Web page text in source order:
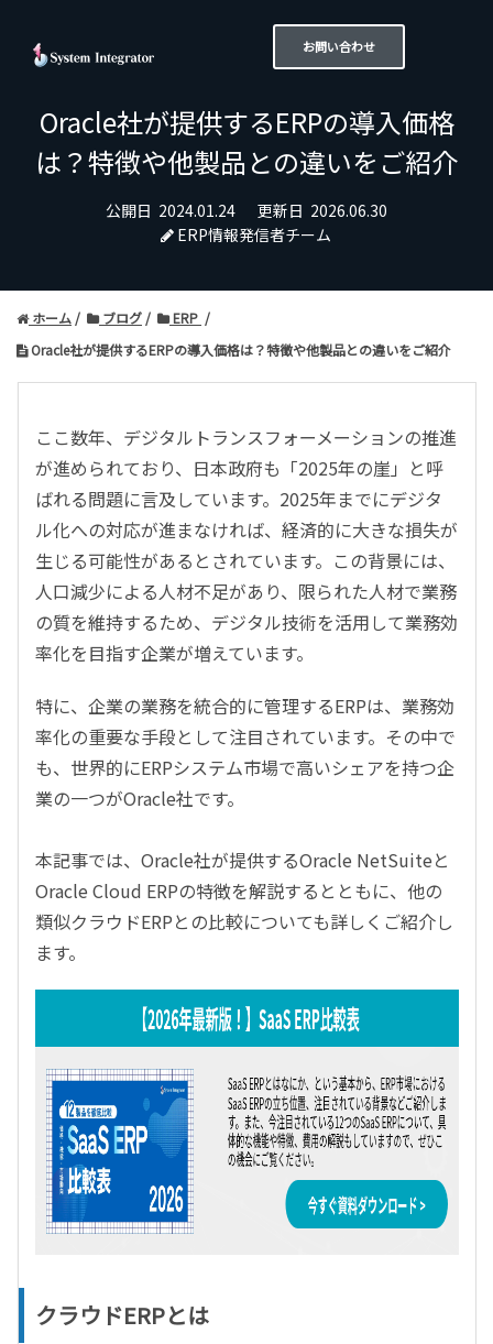
お問い合わせ
Oracle社が提供するERPの導入価格
は？特徴や他製品との違いをご紹介
公開日 2024.01.24 更新日 2026.06.30
ERP情報発信者チーム
ホーム ブログ
ERP
Oracle社が提供するERPの導入価格は？特徴や他製品との違いをご紹介
ここ数年、デジタルトランスフォーメーションの推進
が進められており、日本政府も「2025年の崖」と呼
ばれる問題に言及しています。2025年までにデジタ
ル化への対応が進まなければ、経済的に大きな損失が
生じる可能性があるとされています。この背景には、
人口減少による人材不足があり、限られた人材で業務
の質を維持するため、デジタル技術を活用して業務効
率化を目指す企業が増えています。
特に、企業の業務を統合的に管理するERPは、業務効
率化の重要な手段として注目されています。その中で
も、世界的にERPシステム市場で高いシェアを持つ企
業の一つがOracle社です。
本記事では、Oracle社が提供するOracle NetSuiteと
Oracle Cloud ERPの特徴を解説するとともに、他の
類似クラウドERPとの比較についても詳しくご紹介し
ます。
クラウドERPとは